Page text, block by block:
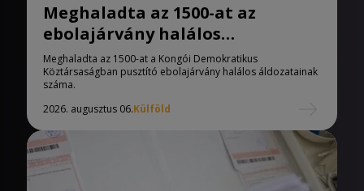
Meghaladta az 1500-at az
ebolajárvány halálos
áldozatainak száma
Meghaladta az 1500-at a Kongói Demokratikus
Köztársaságban pusztító ebolajárvány halálos áldozatainak
száma.
2026. augusztus 06.Külföld